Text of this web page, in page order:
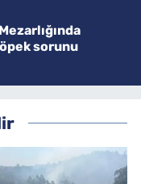
sorunu